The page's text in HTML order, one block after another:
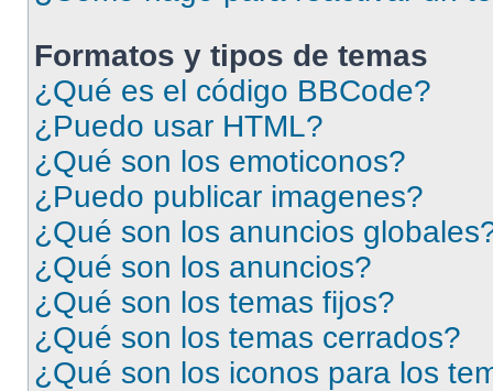
Formatos y tipos de temas
¿Qué es el código BBCode?
¿Puedo usar HTML?
¿Qué son los emoticonos?
¿Puedo publicar imagenes?
¿Qué son los anuncios
¿Qué son los anuncios?
¿Qué son los temas fijos?
¿Qué son los temas cerrados?
¿Qué son los iconos para los